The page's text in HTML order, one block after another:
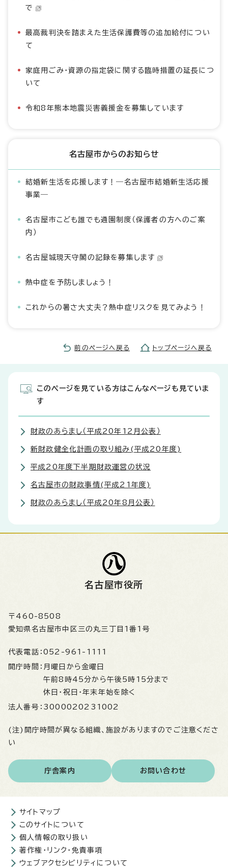
で
最高裁判決を踏まえた生活保護費等の追加給付につい
て
家庭用ごみ・資源の指定袋に関する臨時措置の延長につ
いて
令和8年熊本地震災害義援金を募集しています
名古屋市からのお知らせ
結婚新生活を応援します！―名古屋市結婚新生活応援
事業―
名古屋市こども誰でも通園制度（保護者の方へのご案
内）
名古屋城現天守閣の記録を募集します
熱中症を予防しましょう！
これからの暑さ大丈夫？熱中症リスクを見てみよう！
前のページへ戻る トップページへ戻る
このページを見ている方はこんなページも見ていま
す
財政のあらまし（平成20年12月公表）
新財政健全化計画の取り組み(平成20年度)
平成20年度下半期財政運営の状況
名古屋市の財政事情(平成21年度)
財政のあらまし（平成20年8月公表）
名古屋市役所
〒460-8508
愛知県名古屋市中区三の丸三丁目1番1号
代表電話： 052-961-1111
開庁時間： 月曜日から金曜日
午前8時45分から午後5時15分まで
休日・祝日・年末年始を除く
法人番号： 3000020231002
(注)開庁時間が異なる組織、施設がありますのでご注意くださ
い
庁舎案内 お問い合わせ
サイトマップ
このサイトについて
個人情報の取り扱い
著作権・リンク・免責事項
ウェブアクセシビリティについて